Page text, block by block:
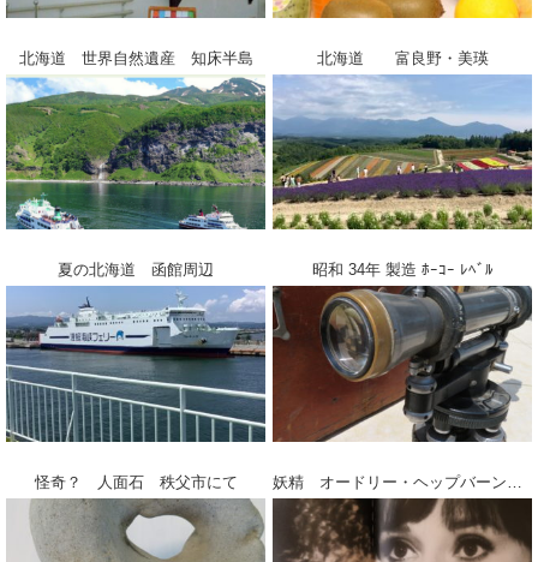
北海道 世界自然遺産 知床半島 北海道 富良野・美瑛
夏の北海道 函館周辺 昭和 34年 製造 ﾎｰｺｰ ﾚﾍﾞﾙ
怪奇？ 人面石 秩父市にて 妖精 オードリー・ヘップバーン！！！